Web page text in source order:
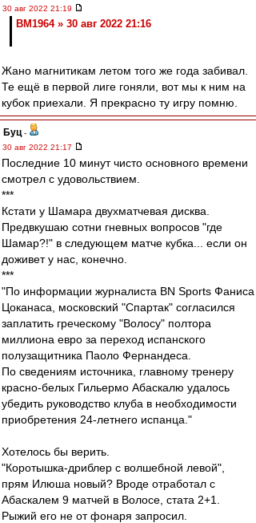
30 авг 2022 21:19
BM1964 » 30 авг 2022 21:16
Жано магнитикам летом того же года забивал.
Те ещё в первой лиге гоняли, вот мы к ним на
кубок приехали. Я прекрасно ту игру помню.
Буц -
30 авг 2022 21:17
Последние 10 минут чисто основного времени
смотрел с удовольствием.
***
Кстати у Шамара двухматчевая дисква.
Предвкушаю сотни гневных вопросов "где
Шамар?!" в следующем матче кубка... если он
доживет у нас, конечно.
***
"По информации журналиста BN Sports Фаниса
Цоканаса, московский "Спартак" согласился
заплатить греческому "Волосу" полтора
миллиона евро за переход испанского
полузащитника Паоло Фернандеса.
По сведениям источника, главному тренеру
красно-белых Гильермо Абаскалю удалось
убедить руководство клуба в необходимости
приобретения 24-летнего испанца."
Хотелось бы верить.
"Коротышка-дриблер с волшебной левой",
прям Илюша новый? Вроде отработал с
Абаскалем 9 матчей в Волосе, стата 2+1.
Рыжий его не от фонаря запросил.